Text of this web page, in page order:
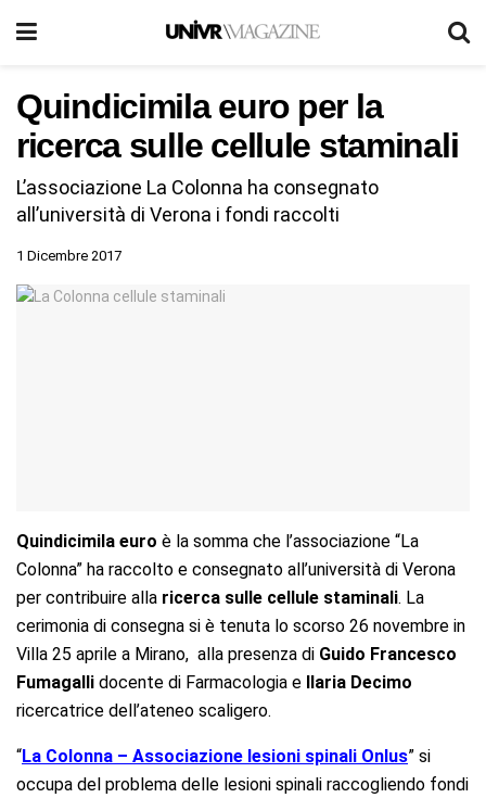
Quindicimila euro per la
ricerca sulle cellule staminali
L’associazione La Colonna ha consegnato
all’università di Verona i fondi raccolti
1 Dicembre 2017
Quindicimila euro è la somma che l’associazione “La
Colonna” ha raccolto e consegnato all’università di Verona
per contribuire alla ricerca sulle cellule staminali. La
cerimonia di consegna si è tenuta lo scorso 26 novembre in
Villa 25 aprile a Mirano, alla presenza di Guido Francesco
Fumagalli docente di Farmacologia e Ilaria Decimo
ricercatrice dell’ateneo scaligero.
“La Colonna – Associazione lesioni spinali Onlus” si
occupa del problema delle lesioni spinali raccogliendo fondi